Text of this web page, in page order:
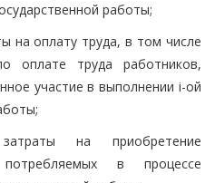
работы;
на оплату труда, в том числе
оплате труда работников,
участие в выполнении i-ой
на приобретение
в процессе